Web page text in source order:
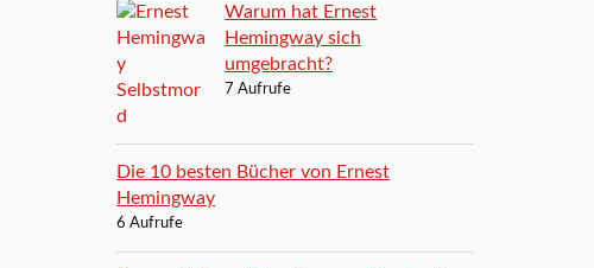
Warum hat Ernest
Hemingway sich
umgebracht?
7 Aufrufe
Die 10 besten Bücher von Ernest
Hemingway
6 Aufrufe